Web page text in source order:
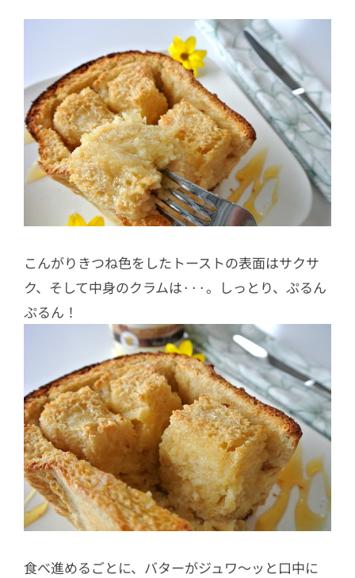
こんがりきつね色をしたトーストの表面はサクサ
ク、そして中身のクラムは···。しっとり、ぷるん
ぷるん！
食べ進めるごとに、バターがジュワ～ッと口中に